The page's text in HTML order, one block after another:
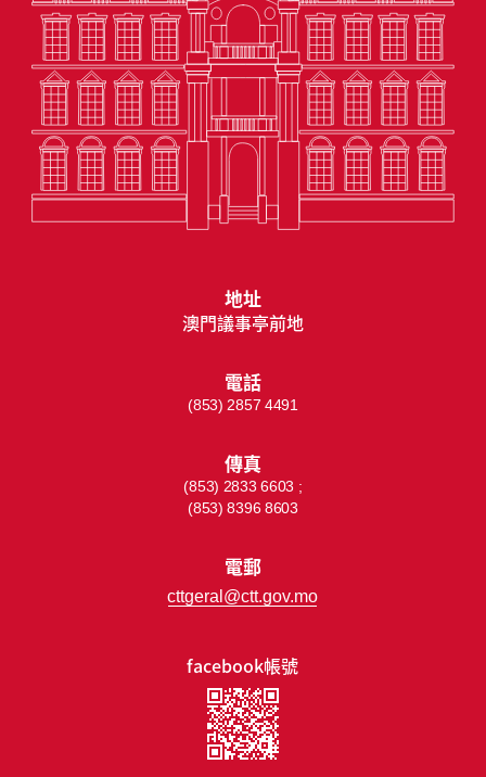
facebook帳號
地址
澳門議事亭前地
電話
(853) 2857 4491
傳真
(853) 2833 6603 ;
(853) 8396 8603
電郵
cttgeral@ctt.gov.mo